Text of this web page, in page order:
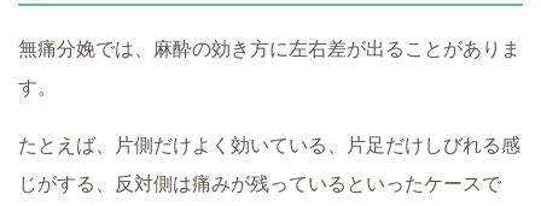
無痛分娩では、麻酔の効き方に左右差が出ることがありま
す。
たとえば、片側だけよく効いている、片足だけしびれる感
じがする、反対側は痛みが残っているといったケースで